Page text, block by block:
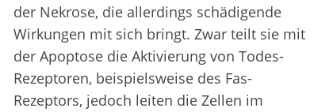
der Nekrose, die allerdings schädigende
Wirkungen mit sich bringt. Zwar teilt sie mit
der Apoptose die Aktivierung von Todes-
Rezeptoren, beispielsweise des Fas-
Rezeptors, jedoch leiten die Zellen im